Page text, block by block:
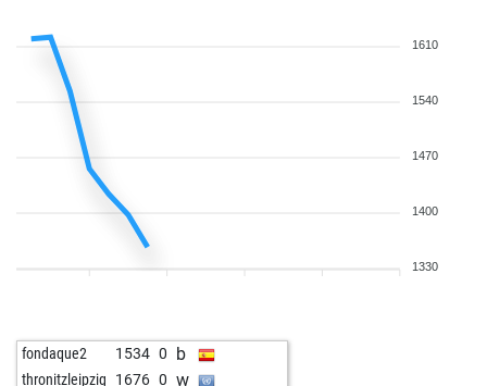
1610
1540
1470
1400
1330
fondaque2 1534 0 b
thronitzleipzig 1676 0 w